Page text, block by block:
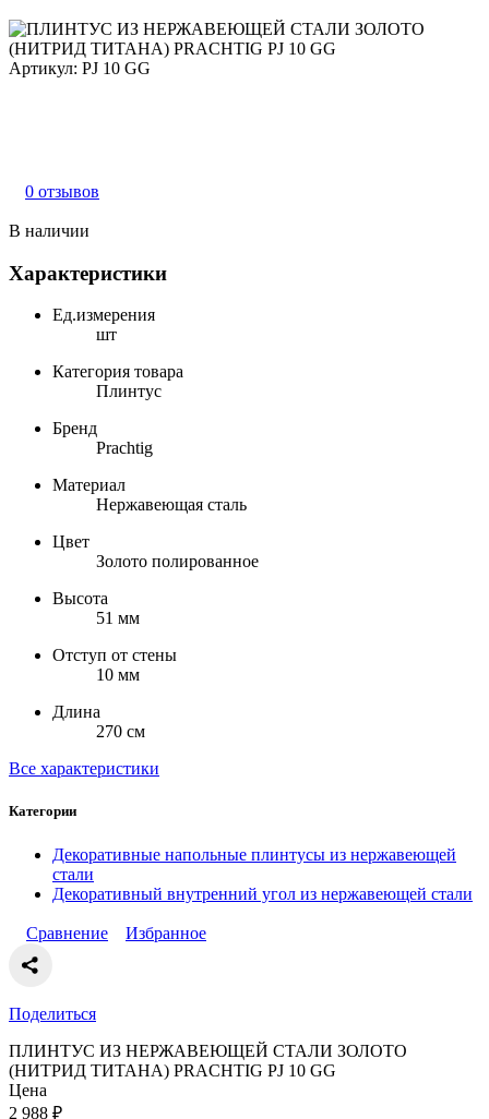
Артикул: PJ 10 GG
0 отзывов
В наличии
Характеристики
Ед.измерения
шт
Категория товара
Плинтус
Бренд
Prachtig
Материал
Нержавеющая сталь
Цвет
Золото полированное
Высота
51 мм
Отступ от стены
10 мм
Длина
270 см
Все характеристики
Категории
Декоративные напольные плинтусы из нержавеющей
стали
Декоративный внутренний угол из нержавеющей стали
Сравнение Избранное
Поделиться
ПЛИНТУС ИЗ НЕРЖАВЕЮЩЕЙ СТАЛИ ЗОЛОТО
(НИТРИД ТИТАНА) PRACHTIG PJ 10 GG
Цена
2 988 ₽